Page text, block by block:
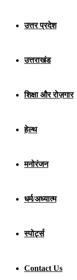
उत्तर प्रदेश
उत्तराखंड
शिक्षा और रोज़गार
हेल्थ
मनोरंजन
धर्म/अध्यात्म
स्पोर्ट्स
Contact Us